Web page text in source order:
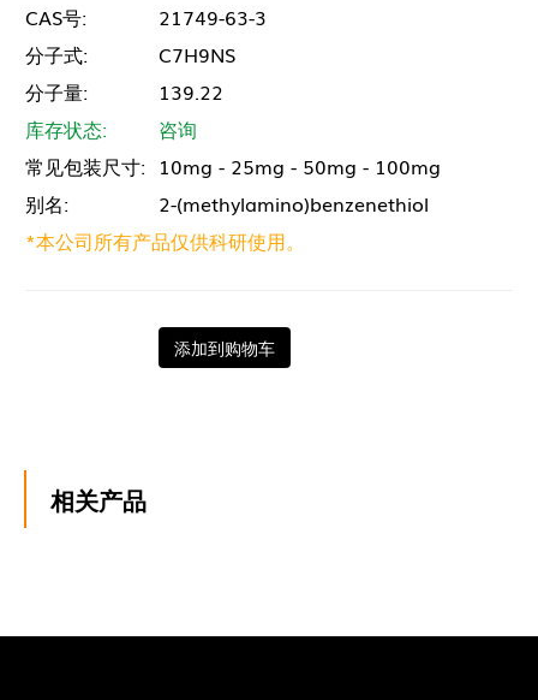
CAS号:
21749-63-3
分子式:
C7H9NS
分子量:
139.22
库存状态:
咨询
常见包装尺寸: 10mg - 25mg - 50mg - 100mg
别名:
2-(methylamino)benzenethiol
*本公司所有产品仅供科研使用。
添加到购物车
相关产品